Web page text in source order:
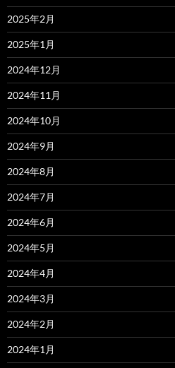
2025年2月
2025年1月
2024年12月
2024年11月
2024年10月
2024年9月
2024年8月
2024年7月
2024年6月
2024年5月
2024年4月
2024年3月
2024年2月
2024年1月